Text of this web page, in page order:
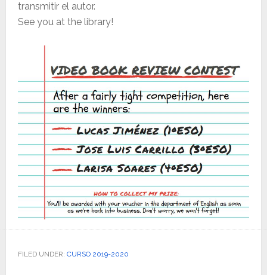
transmitir el autor.
See you at the library!
FILED UNDER: CURSO 2019-2020